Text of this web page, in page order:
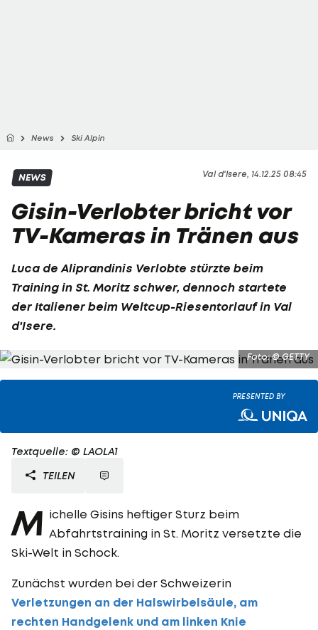
News Ski Alpin
Val d'Isere, 14.12.25 08:45
NEWS
Gisin-Verlobter bricht vor
TV-Kameras in Tränen aus
Luca de Aliprandinis Verlobte stürzte beim
Training in St. Moritz schwer, dennoch startete
der Italiener beim Weltcup-Riesentorlauf in Val
d'Isere.
Foto: © GETTY
PRESENTED BY
Textquelle: © LAOLA1
TEILEN
M ichelle Gisins heftiger Sturz beim
Abfahrtstraining in St. Moritz versetzte die
Ski-Welt in Schock.
Zunächst wurden bei der Schweizerin
Verletzungen an der Halswirbelsäule, am
rechten Handgelenk und am linken Knie